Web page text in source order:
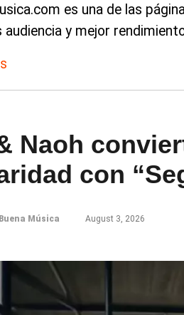
es una de las
audiencia y mejor
Naoh
con
Buena Música August 3, 2026